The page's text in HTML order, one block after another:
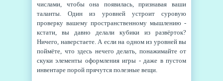
числами, чтобы она появилась, признавая ваши
таланты. Один из уровней устроит суровую
проверку вашему пространственному мышлению -
кстати, вы давно делали кубики из развёрток?
Ничего, наверстаете. А если на одном из уровней вы
поймёте, что здесь нечего делать, понажимайте от
скуки элементы оформления игры - даже в пустом
инвентаре порой прячутся полезные вещи.